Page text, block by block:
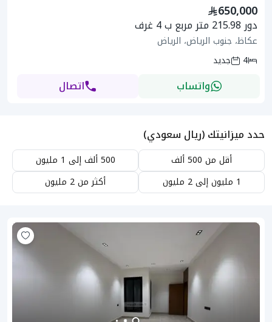
650,000
دور 215.98 متر مربع ب 4 غرف
عكاظ، جنوب الرياض، الرياض
4
جديد
واتساب اتصال
حدد ميزانيتك (ريال سعودي)
أقل من 500 ألف
500 ألف إلى 1 مليون
1 مليون إلى 2 مليون
أكثر من 2 مليون